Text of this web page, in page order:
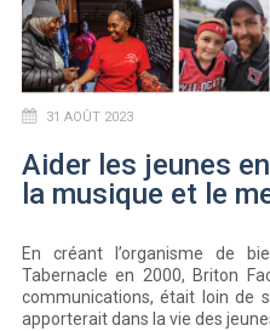
31 AOÛT 2023
Aider les jeunes
la musique et le
En créant l’organisme de
Tabernacle en 2000, Briton
communications, était loin de
apporterait dans la vie des